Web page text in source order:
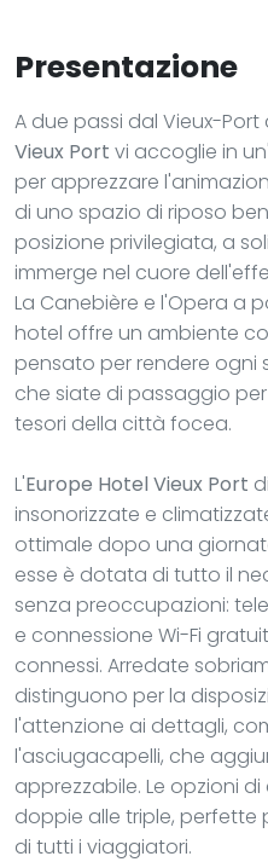
Presentazione
A due passi dal Vieux-Port
Vieux Port vi accoglie in
per apprezzare
di uno spazio di riposo
posizione privilegiata, a
immerge nel cuore
La Canebière e l'Opera a
hotel offre un ambiente
pensato per rendere ogni
che siate di passaggio
tesori della città focea.
L'Europe Hotel Vieux Port
insonorizzate e
ottimale dopo una
esse è dotata di tutto il
senza preoccupazioni:
e connessione Wi-Fi
connessi. Arredate
distinguono per la
l'attenzione ai dettagli,
l'asciugacapelli, che
apprezzabile. Le opzioni
doppie alle triple, perfette
di tutti i viaggiatori.